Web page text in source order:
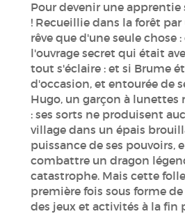
Pour devenir une apprentie
! Recueillie dans la forêt
rêve que d'une seule chose
l'ouvrage secret qui était
tout s'éclaire : et si Brume
d'occasion, et entourée de
Hugo, un garçon à
: ses sorts ne produisent
village dans un épais
puissance de ses pouvoirs,
combattre un dragon
catastrophe. Mais cette
première fois sous forme
des jeux et activités à la fin